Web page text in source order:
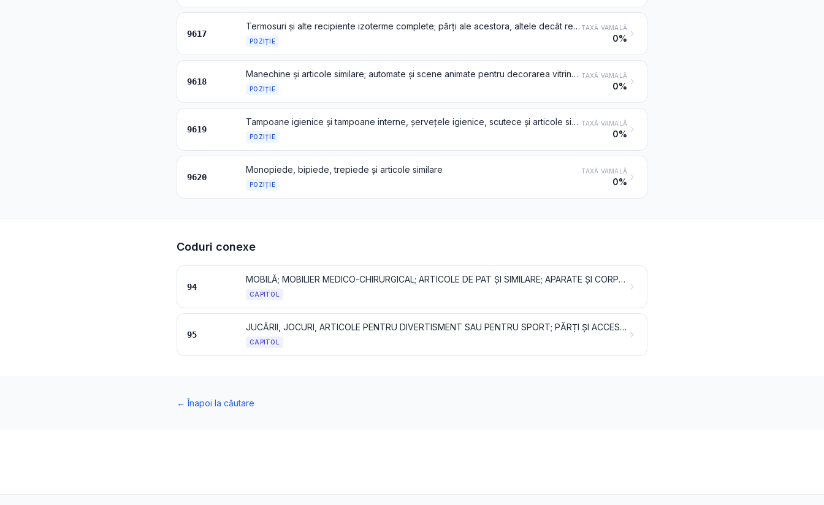
9617
Termosuri și alte recipiente izoterme complete; părți ale acestora, altele decât recipientul de sticlă din interior
POZIȚIE
TAXĂ VAMALĂ
0%
9618
Manechine și articole similare; automate și scene animate pentru decorarea vitrinelor
POZIȚIE
TAXĂ VAMALĂ
0%
9619
Tampoane igienice și tampoane interne, șervețele igienice, scutece și articole similare, din orice material
POZIȚIE
TAXĂ VAMALĂ
0%
9620
Monopiede, bipiede, trepiede și articole similare
POZIȚIE
TAXĂ VAMALĂ
0%
Coduri conexe
94
MOBILĂ; MOBILIER MEDICO-CHIRURGICAL; ARTICOLE DE PAT ȘI SIMILARE; APARATE ȘI CORPURI DE ILUMINAT NEDENUMITE ȘI NECUPRINSE ÎN ALTĂ PARTE; LĂMPI PENTRU RECLAME LUMINOASE, ÎNSEMNE LUMINOASE, PLĂCI INDICATOARE LUMINOASE ȘI ARTICOLE SIMILARE; CONSTRUCȚII PREFABRICATE
CAPITOL
95
JUCĂRII, JOCURI, ARTICOLE PENTRU DIVERTISMENT SAU PENTRU SPORT; PĂRȚI ȘI ACCESORII ALE ACESTORA
CAPITOL
←Înapoi la căutare